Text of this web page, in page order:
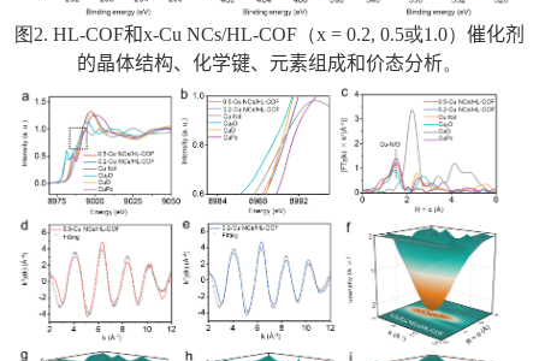
图 2. HL-COF和x-Cu NCs/HL-COF （x = 0.2, 0.5或1.0） 催化剂
的晶体结构、化学键、元素组成和价态分析。